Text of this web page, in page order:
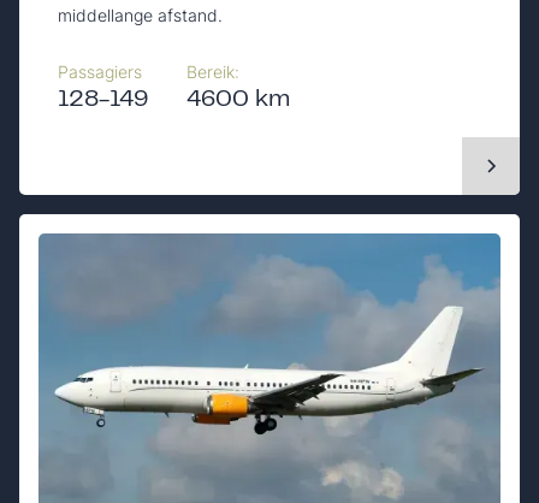
middellange afstand.
Passagiers
128-149
Bereik:
4600 km